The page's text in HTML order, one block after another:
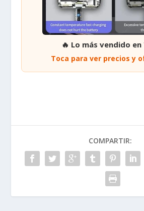
🔥 Lo más vendido en
Toca para ver precios y
COMPARTIR: